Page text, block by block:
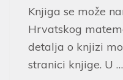
Knjiga se može
Hrvatskog
detalja o knjizi
stranici knjige. U …